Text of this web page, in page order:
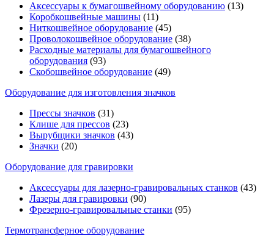
Аксессуары к бумагошвейному оборудованию (13)
Коробкошвейные машины (11)
Ниткошвейное оборудование (45)
Проволокошвейное оборудование (38)
Расходные материалы для бумагошвейного
оборудования (93)
Скобошвейное оборудование (49)
Оборудование для изготовления значков
Прессы значков (31)
Клише для прессов (23)
Вырубщики значков (43)
Значки (20)
Оборудование для гравировки
Аксессуары для лазерно-гравировальных станков (43)
Лазеры для гравировки (90)
Фрезерно-гравировальные станки (95)
Термотрансферное оборудование